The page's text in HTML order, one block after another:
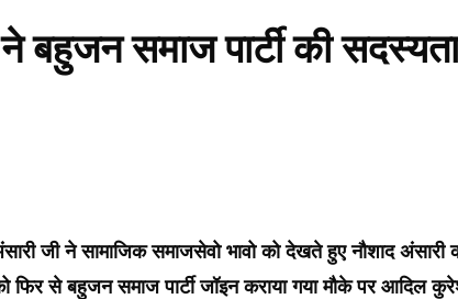
बहुजन समाज पार्टी की सदस्यता
जी ने सामाजिक समाजसेवो भावो को देखते हुए नौशाद अंसारी
से बहुजन समाज पार्टी जॉइन कराया गया मौके पर आदिल